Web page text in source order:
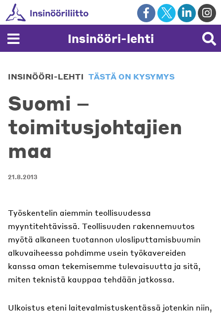
Skip
to
content
Insinööri-lehti
INSINÖÖRI-LEHTI TÄSTÄ ON KYSYMYS
Suomi –
toimitusjohtajien
maa
21.8.2013
Työskentelin aiemmin teollisuudessa
myyntitehtävissä. Teollisuuden rakennemuutos
myötä alkaneen tuotannon ulosliputtamisbuumin
alkuvaiheessa pohdimme usein työkavereiden
kanssa oman tekemisemme tulevaisuutta ja sitä,
miten teknistä kauppaa tehdään jatkossa.
Ulkoistus eteni laitevalmistuskentässä jotenkin niin,